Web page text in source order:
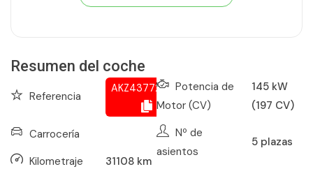
Resumen del coche
Referencia
AKZ437721868
Carrocería
Kilometraje
31108 km
Potencia de
Motor (CV)
145 kW
(197 CV)
Nº de
asientos
5 plazas